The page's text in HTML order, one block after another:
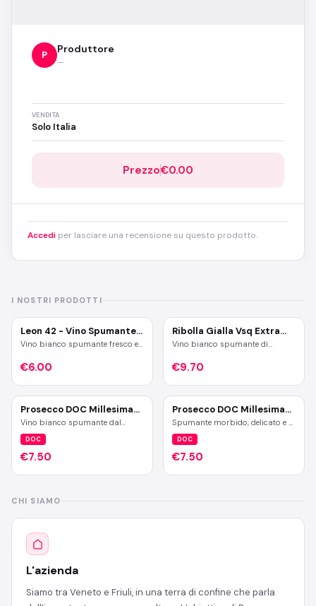
P Produttore
—
VENDITA
Solo Italia
Prezzo€0.00
Accedi per lasciare una recensione su questo prodotto.
I NOSTRI PRODOTTI
Leon 42 - Vino Spumante
Extra Dry
Vino bianco spumante fresco e
pesca bianca, fiori bianchi.
floreale.
€6.00
Ribolla Gialla Vsq Extra
Brut
Vino bianco spumante di
fruttato con note di agrumi e
da una piacevole acidità e una
leggera mineralità. Profumo
mediamente intenso - elegante e
persistente, con un delicato
sentore minerale.
€9.70
Prosecco DOC Millesimato
Brut
Vino bianco spumante dal
profumo piacevolmente fruttato
che ricorda la mela renetta e la
pera leggermente acerba. Lieve
morbido ed armonico con un
DOC
€7.50
Prosecco DOC Millesimato
Extra Dry
Spumante morbido, delicato e di
grande freschezza, dal
caratteristico bouquet floreale e
fruttato. Si distinguono la mela
agrume.
DOC
€7.50
CHI SIAMO
L'azienda
Siamo tra Veneto e Friuli, in una terra di confine che parla